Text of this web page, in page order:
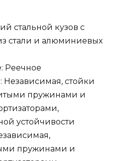
стальной кузов с
стали и алюминиевых
Реечное
стойки
пружинами и
устойчивости
пружинами и